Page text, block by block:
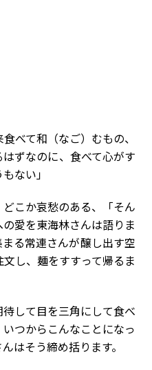
べて和（なご）むもの、
ずなのに、食べて心がす
ない」
こか哀愁のある、「そん
愛を東海林さんは語りま
る常連さんが醸し出す空
し、麺をすすって帰るま
して目を三角にして食べ
つからこんなことになっ
はそう締め括ります。